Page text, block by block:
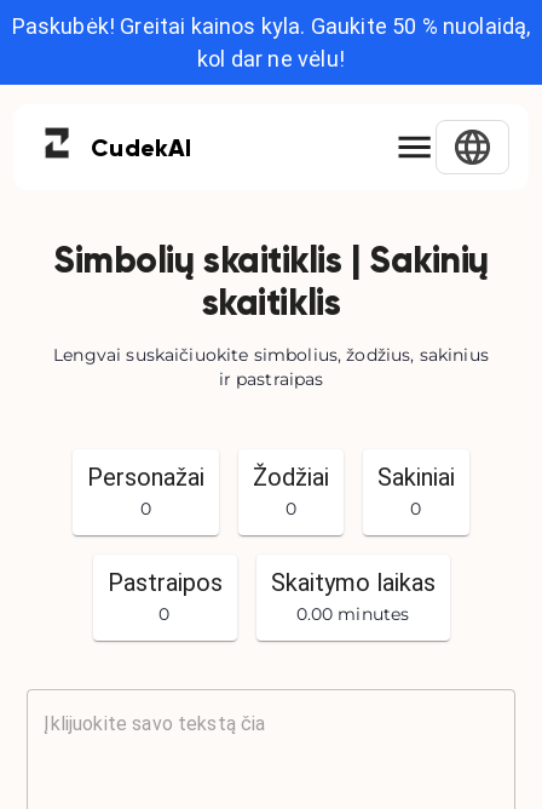
Paskubėk! Greitai kainos kyla. Gaukite 50 % nuolaidą,
kol dar ne vėlu!
CudekAI
Simbolių skaitiklis | Sakinių
skaitiklis
Lengvai suskaičiuokite simbolius, žodžius, sakinius
ir pastraipas
Personažai
0
Žodžiai
0
Sakiniai
0
Pastraipos
0
Skaitymo laikas
0.00 minutes